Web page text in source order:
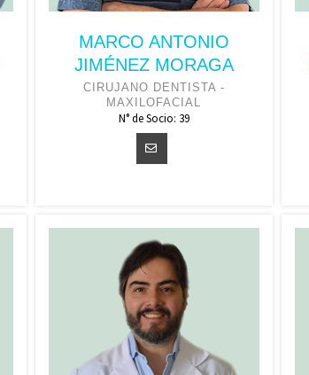
MARCO ANTONIO
JIMÉNEZ MORAGA
CIRUJANO DENTISTA -
MAXILOFACIAL
N° de Socio: 39